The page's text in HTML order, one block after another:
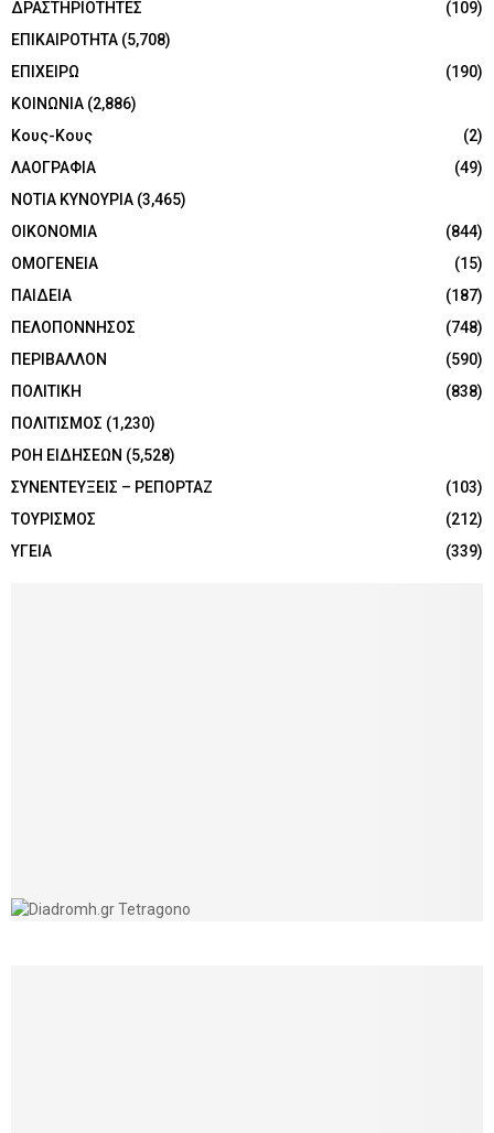
ΔΡΑΣΤΗΡΙΟΤΗΤΕΣ
(109)
ΕΠΙΚΑΙΡΟΤΗΤΑ (5,708)
ΕΠΙΧΕΙΡΩ
(190)
ΚΟΙΝΩΝΙΑ (2,886)
Κους-Κους
(2)
ΛΑΟΓΡΑΦΙΑ
(49)
ΝΟΤΙΑ ΚΥΝΟΥΡΙΑ (3,465)
ΟΙΚΟΝΟΜΙΑ
(844)
ΟΜΟΓΕΝΕΙΑ
(15)
ΠΑΙΔΕΙΑ
(187)
ΠΕΛΟΠΟΝΝΗΣΟΣ
(748)
ΠΕΡΙΒΑΛΛΟΝ
(590)
ΠΟΛΙΤΙΚΗ
(838)
ΠΟΛΙΤΙΣΜΟΣ (1,230)
ΡΟΗ ΕΙΔΗΣΕΩΝ (5,528)
ΣΥΝΕΝΤΕΥΞΕΙΣ – ΡΕΠΟΡΤΑΖ
(103)
ΤΟΥΡΙΣΜΟΣ
(212)
ΥΓΕΙΑ
(339)